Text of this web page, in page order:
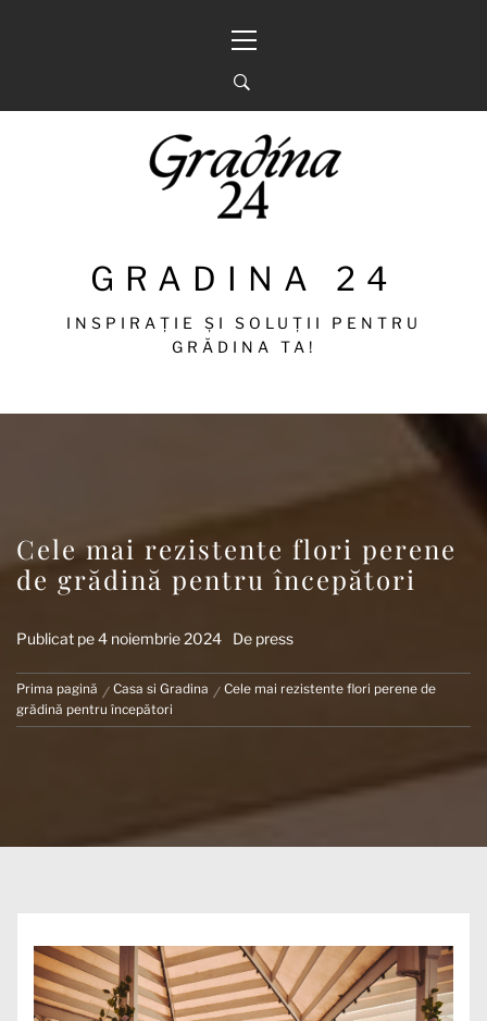
principal
GRADINA 24
INSPIRAȚIE ȘI SOLUȚII PENTRU
GRĂDINA TA!
Cele mai rezistente flori perene
de grădină pentru începători
Publicat pe4 noiembrie 2024 De press
Prima pagină Casa si Gradina
Cele mai rezistente flori perene de
grădină pentru începători